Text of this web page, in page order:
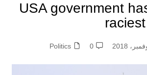
USA government
0
Politics